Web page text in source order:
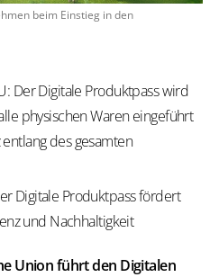
beim Einstieg in den
Der Digitale Produktpass wird
physischen Waren eingeführt
des gesamten
Digitale Produktpass fördert
und Nachhaltigkeit
Union führt den Digitalen